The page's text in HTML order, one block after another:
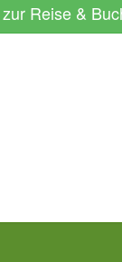
zur Reise &